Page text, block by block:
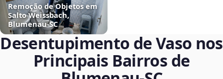
Remoção de Objetos em
Salto Weissbach,
Blumenau‑SC
Desentupimento de Vaso nos
Principais Bairros de